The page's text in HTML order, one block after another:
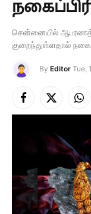
சென்னையில் ஆபரணத்
குறைந்துள்ளதால்
By Editor Tue,
Facebook
X
(Twitter)